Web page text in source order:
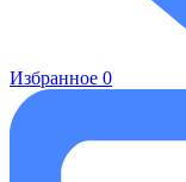
Избранное 0